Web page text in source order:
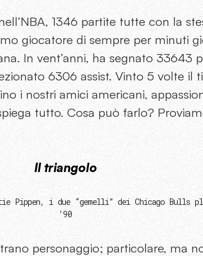
1346 partite tutte con la
giocatore di sempre per minuti
In vent’anni, ha segnato 33643
6306 assist. Vinto 5 volte il
i nostri amici americani,
tutto. Cosa può farlo?
Il triangolo
Pippen, i due “gemelli” dei Chicago Bulls
’90
personaggio; particolare, ma